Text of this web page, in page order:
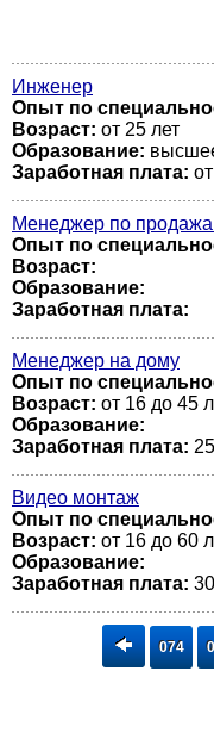
Инженер
Опыт по
Возраст: от 25 лет
Образование:
Заработная плата:
Менеджер по
Опыт по
Возраст:
Образование:
Заработная плата:
Менеджер на дому
Опыт по
Возраст: от 16 до 45
Образование:
Заработная плата:
Видео монтаж
Опыт по
Возраст: от 16 до 60
Образование:
Заработная плата:
074